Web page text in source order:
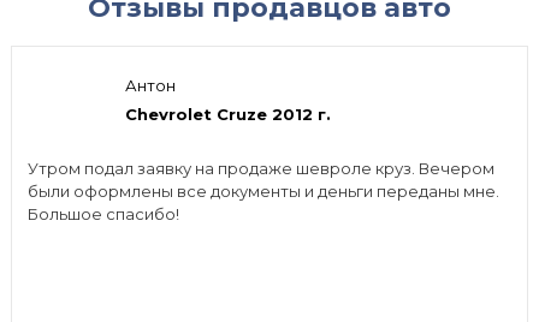
Отзывы продавцов авто
Антон
Chevrolet Cruze 2012 г.
Утром подал заявку на продаже шевроле круз. Вечером
были оформлены все документы и деньги переданы мне.
Большое спасибо!